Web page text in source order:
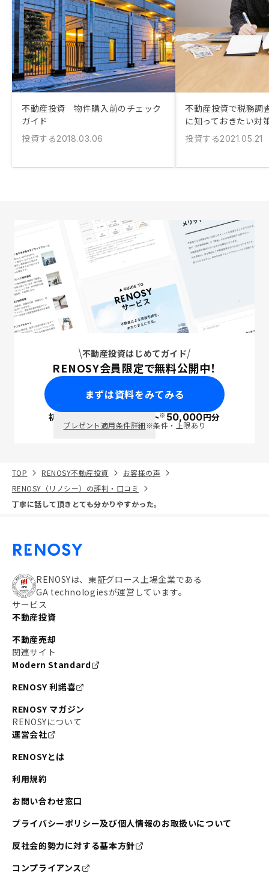
不動産投資 物件購入前のチェック
ガイド
投資する2018.03.06
不動産投資で税務調
に知っておきたい対
投資する2021.05.21
不動産投資はじめてガイド
RENOSY会員限定で無料公開中！
まずは資料をみてみる
初回面談で ポイント※50,000円分
プレゼント適用条件詳細※条件・上限あり
TOP RENOSY不動産投資
お客様の声
RENOSY（リノシー）の評判・口コミ
丁寧に話して頂きとても分かりやすかった。
RENOSYは、東証グロース上場企業である
GA technologiesが運営しています。
サービス
不動産投資
不動産売却
関連サイト
Modern Standard
RENOSY 利諾喜
RENOSY マガジン
RENOSYについて
運営会社
RENOSYとは
利用規約
お問い合わせ窓口
プライバシーポリシー及び個人情報のお取扱いについて
反社会的勢力に対する基本方針
コンプライアンス